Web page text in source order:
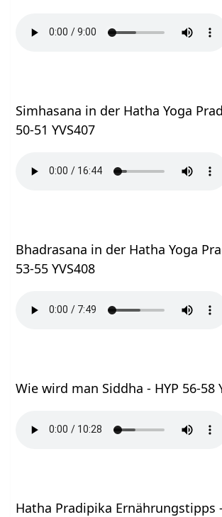
Simhasana in der Hatha Yoga
50-51 YVS407
Bhadrasana in der Hatha Yoga
53-55 YVS408
Wie wird man Siddha - HYP 56-58
Hatha Pradipika Ernährungstipps